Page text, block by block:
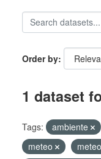
Order by
1 dataset
Tags: ambiente
meteo